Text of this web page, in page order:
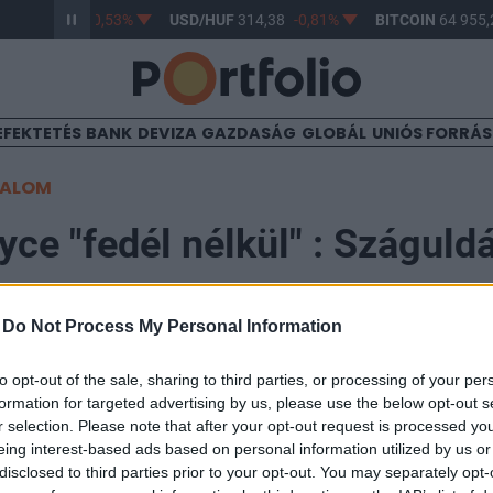
Do Not Process My Personal Information
opt-out of the sale, sharing to third parties, or processing of your
for targeted advertising by us, please use the below opt-out
selection. Please note that after your opt-out request is processed
interest-based ads based on personal information utilized by us
to third parties prior to your opt-out. You may separately
363,47 -0,53% USD/HUF 314,38 -0,81% BITCOIN64
BANK DEVIZA GAZDASÁG GLOBÁL UNIÓS
"fedél nélkül" :
lévő Rolls-Royce Motors bejelentette, piacra
nyitott-tetejű változatát, elemzők azonban felettébb